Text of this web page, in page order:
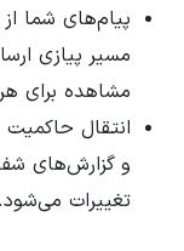
پیام‌های شما
مسیر پیازی
مشاهده برای
انتقال
و گزارش‌های
تغییرات می‌شود.